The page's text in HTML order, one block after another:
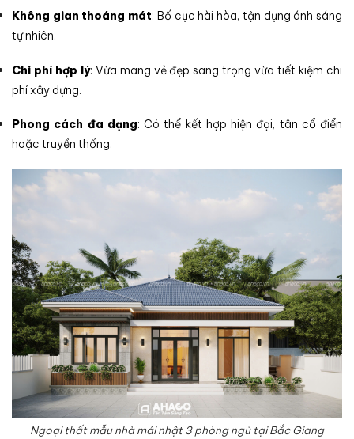
Không gian thoáng mát: Bố cục hài hòa, tận dụng ánh sáng
tự nhiên.
Chi phí hợp lý: Vừa mang vẻ đẹp sang trọng vừa tiết kiệm chi
phí xây dựng.
Phong cách đa dạng: Có thể kết hợp hiện đại, tân cổ điển
hoặc truyền thống.
Ngoại thất mẫu nhà mái nhật 3 phòng ngủ tại Bắc Giang